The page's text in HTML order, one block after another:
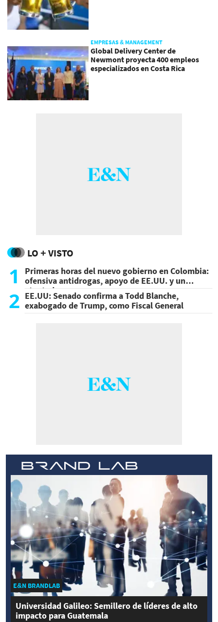
EMPRESAS & MANAGEMENT
Global Delivery Center de
Newmont proyecta 400 empleos
especializados en Costa Rica
LO + VISTO
1
Primeras horas del nuevo gobierno en Colombia:
ofensiva antidrogas, apoyo de EE.UU. y un
atentado
2 EE.UU: Senado confirma a Todd Blanche,
exabogado de Trump, como Fiscal General
E&N BRANDLAB
Universidad Galileo: Semillero de líderes de alto
impacto para Guatemala